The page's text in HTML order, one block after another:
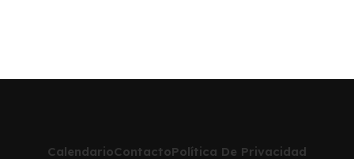
CalendarioContactoPolítica De Privacidad